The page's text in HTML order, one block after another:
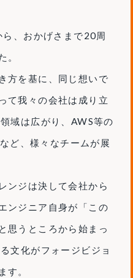
、おかげさまで20周
。
方を基に、同じ想いで
て我々の会社は成り立
域は広がり、AWS等の
ど、様々なチームが展
ンジは決して会社から
ンジニア自身が「この
思うところから始まっ
文化がフォージビジョ
す。